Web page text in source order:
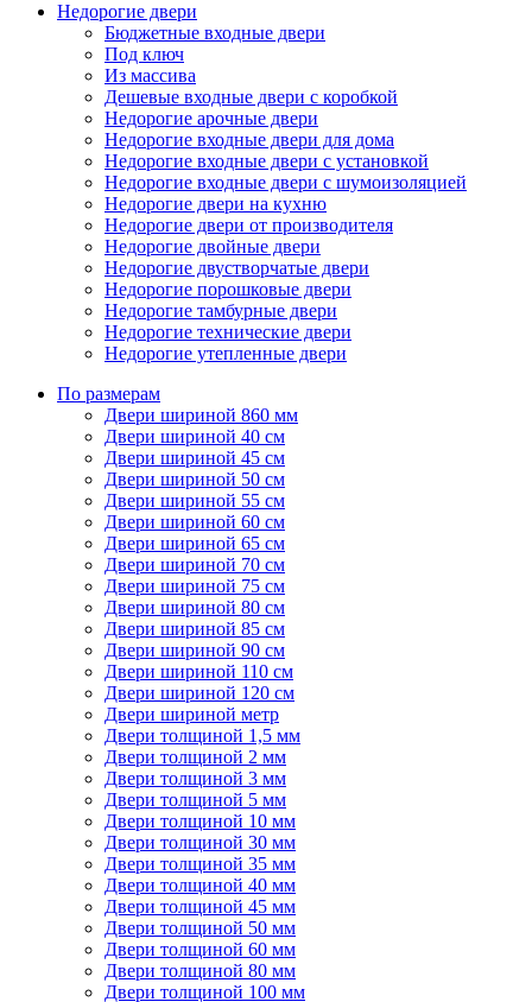
Недорогие двери
Бюджетные входные двери
Под ключ
Из массива
Дешевые входные двери с коробкой
Недорогие арочные двери
Недорогие входные двери для дома
Недорогие входные двери с установкой
Недорогие входные двери с шумоизоляцией
Недорогие двери на кухню
Недорогие двери от производителя
Недорогие двойные двери
Недорогие двустворчатые двери
Недорогие порошковые двери
Недорогие тамбурные двери
Недорогие технические двери
Недорогие утепленные двери
По размерам
Двери шириной 860 мм
Двери шириной 40 см
Двери шириной 45 см
Двери шириной 50 см
Двери шириной 55 см
Двери шириной 60 см
Двери шириной 65 см
Двери шириной 70 см
Двери шириной 75 см
Двери шириной 80 см
Двери шириной 85 см
Двери шириной 90 см
Двери шириной 110 см
Двери шириной 120 см
Двери шириной метр
Двери толщиной 1,5 мм
Двери толщиной 2 мм
Двери толщиной 3 мм
Двери толщиной 5 мм
Двери толщиной 10 мм
Двери толщиной 30 мм
Двери толщиной 35 мм
Двери толщиной 40 мм
Двери толщиной 45 мм
Двери толщиной 50 мм
Двери толщиной 60 мм
Двери толщиной 80 мм
Двери толщиной 100 мм